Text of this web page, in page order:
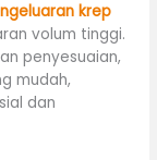
krep
volum tinggi.
penyesuaian,
mudah,
dan